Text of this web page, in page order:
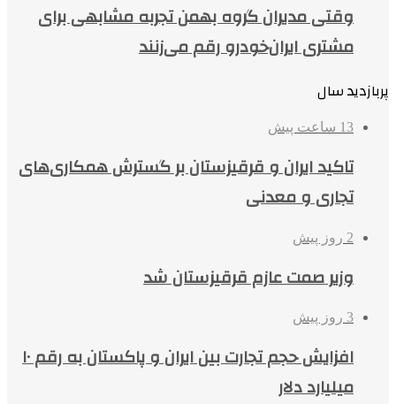
وقتی مدیران گروه بهمن تجربه مشابهی برای
مشتری ایران‌خودرو رقم می‌زنند
پربازدید سال
13 ساعت پیش
تاکید ایران و قرقیزستان بر گسترش همکاری‌های
تجاری و معدنی
2 روز پیش
وزیر صمت عازم قرقیزستان شد
3 روز پیش
افزایش حجم تجارت بین ایران و پاکستان به رقم ۱۰
میلیارد دلار